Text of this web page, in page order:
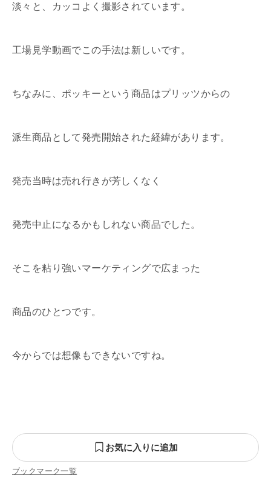
淡々と、カッコよく撮影されています。
工場見学動画でこの手法は新しいです。
ちなみに、ポッキーという商品はプリッツからの
派生商品として発売開始された経緯があります。
発売当時は売れ行きが芳しくなく
発売中止になるかもしれない商品でした。
そこを粘り強いマーケティングで広まった
商品のひとつです。
今からでは想像もできないですね。
お気に入りに追加
ブックマーク一覧